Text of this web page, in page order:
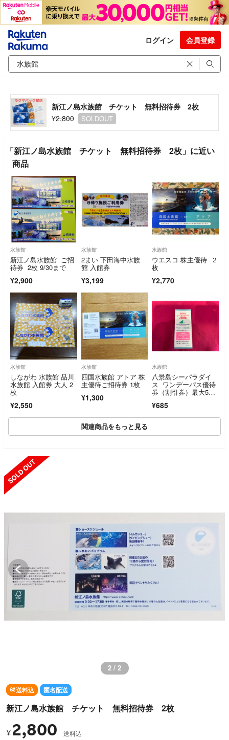
ログイン 会員登録
新江ノ島水族館 チケット 無料招待券 2枚
¥2,800
SOLDOUT
「新江ノ島水族館 チケット 無料招待券 2枚」に近い
商品
水族館
新江ノ島水族館 ご招
待券 2枚 9/30まで
¥2,900
水族館
2まい 下田海中水族
館 入館券
¥3,199
水族館
ウエスコ 株主優待 ２
枚
¥2,770
水族館
しながわ 水族館 品川
水族館 入館券 大人 2
枚
¥2,550
水族館
四国水族館 アトア 株
主優待ご招待券 1枚
¥1,300
水族館
八景島シーパラダイ
ス ワンデーパス優待
券（割引券）最大5名
¥685
関連商品をもっと見る
2 / 2
送料込 匿名配送
新江ノ島水族館 チケット 無料招待券 2枚
¥ 2,800 送料込